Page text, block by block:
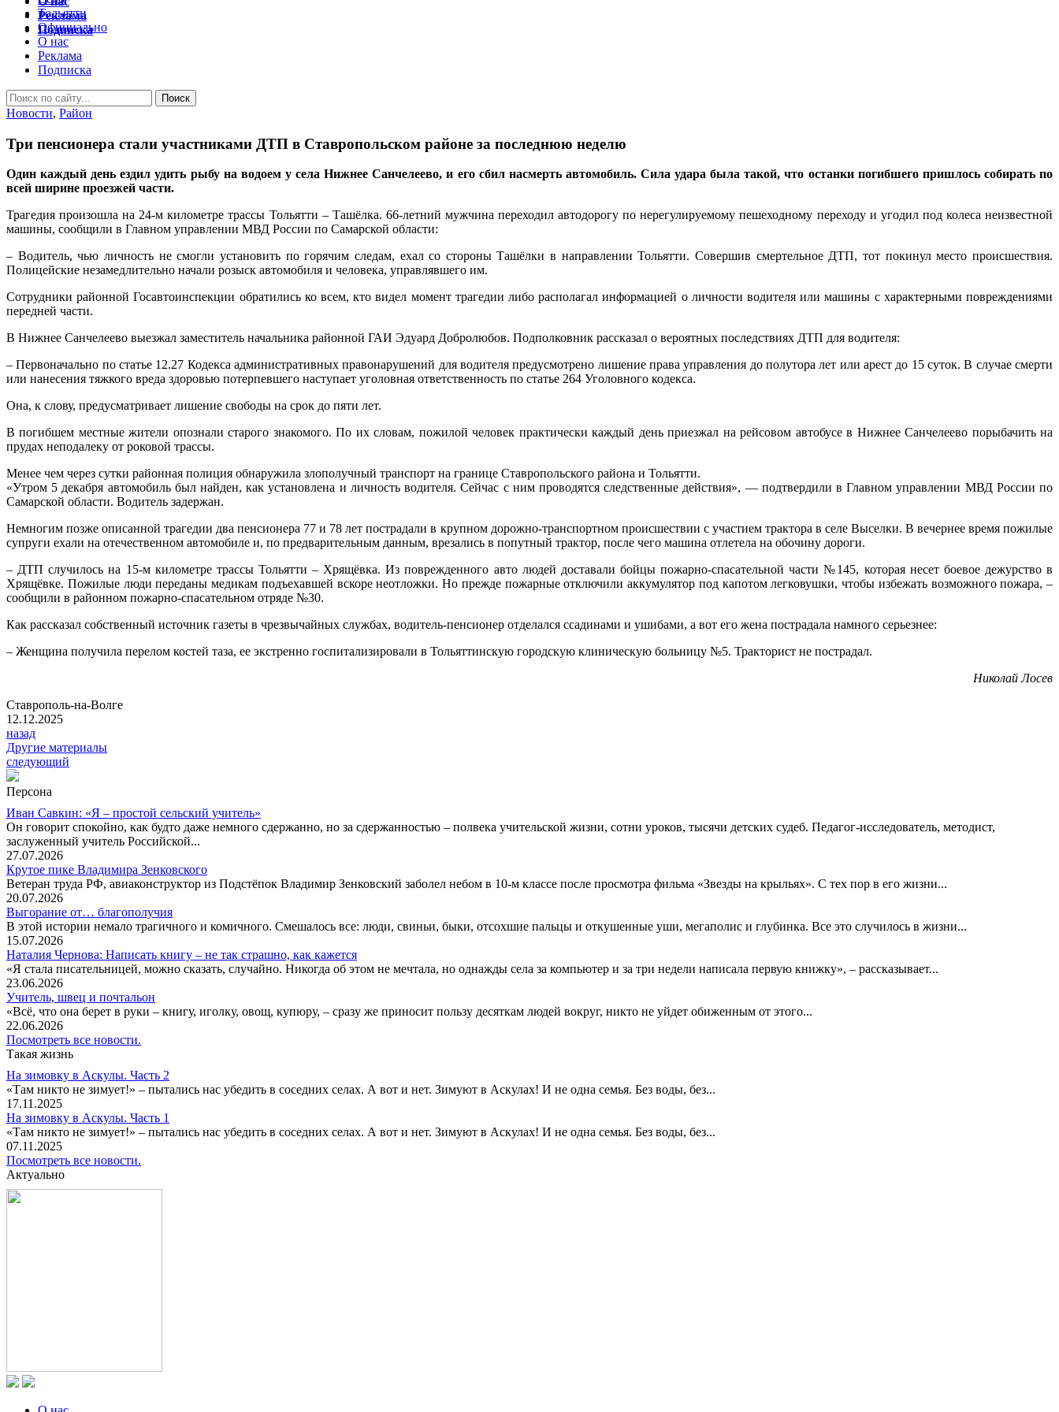
Тольятти
Официально
О нас
Реклама
Подписка
Новости, Район
Три пенсионера стали участниками ДТП в Ставропольском районе за последнюю неделю
Один каждый день ездил удить рыбу на водоем у села Нижнее Санчелеево, и его сбил насмерть автомобиль. Сила удара была такой, что останки погибшего пришлось собирать по
всей ширине проезжей части.
Трагедия произошла на 24-м километре трассы Тольятти – Ташёлка. 66-летний мужчина переходил автодорогу по нерегулируемому пешеходному переходу и угодил под колеса неизвестной
машины, сообщили в Главном управлении МВД России по Самарской области:
– Водитель, чью личность не смогли установить по горячим следам, ехал со стороны Ташёлки в направлении Тольятти. Совершив смертельное ДТП, тот покинул место происшествия.
Полицейские незамедлительно начали розыск автомобиля и человека, управлявшего им.
Сотрудники районной Госавтоинспекции обратились ко всем, кто видел момент трагедии либо располагал информацией о личности водителя или машины с характерными повреждениями
передней части.
В Нижнее Санчелеево выезжал заместитель начальника районной ГАИ Эдуард Добролюбов. Подполковник рассказал о вероятных последствиях ДТП для водителя:
– Первоначально по статье 12.27 Кодекса административных правонарушений для водителя предусмотрено лишение права управления до полутора лет или арест до 15 суток. В случае смерти
или нанесения тяжкого вреда здоровью потерпевшего наступает уголовная ответственность по статье 264 Уголовного кодекса.
Она, к слову, предусматривает лишение свободы на срок до пяти лет.
В погибшем местные жители опознали старого знакомого. По их словам, пожилой человек практически каждый день приезжал на рейсовом автобусе в Нижнее Санчелеево порыбачить на
прудах неподалеку от роковой трассы.
Менее чем через сутки районная полиция обнаружила злополучный транспорт на границе Ставропольского района и Тольятти.
«Утром 5 декабря автомобиль был найден, как установлена и личность водителя. Сейчас с ним проводятся следственные действия», — подтвердили в Главном управлении МВД России по
Самарской области. Водитель задержан.
Немногим позже описанной трагедии два пенсионера 77 и 78 лет пострадали в крупном дорожно-транспортном происшествии с участием трактора в селе Выселки. В вечернее время пожилые
супруги ехали на отечественном автомобиле и, по предварительным данным, врезались в попутный трактор, после чего машина отлетела на обочину дороги.
– ДТП случилось на 15-м километре трассы Тольятти – Хрящёвка. Из поврежденного авто людей доставали бойцы пожарно-спасательной части №145, которая несет боевое дежурство в
Хрящёвке. Пожилые люди переданы медикам подъехавшей вскоре неотложки. Но прежде пожарные отключили аккумулятор под капотом легковушки, чтобы избежать возможного пожара, –
сообщили в районном пожарно-спасательном отряде №30.
Как рассказал собственный источник газеты в чрезвычайных службах, водитель-пенсионер отделался ссадинами и ушибами, а вот его жена пострадала намного серьезнее:
– Женщина получила перелом костей таза, ее экстренно госпитализировали в Тольяттинскую городскую клиническую больницу №5. Тракторист не пострадал.
Николай Лосев
Ставрополь-на-Волге
12.12.2025
назад
Другие материалы
следующий
Персона
Иван Савкин: «Я – простой сельский учитель»
Он говорит спокойно, как будто даже немного сдержанно, но за сдержанностью – полвека учительской жизни, сотни уроков, тысячи детских судеб. Педагог-исследователь, методист,
заслуженный учитель Российской...
27.07.2026
Крутое пике Владимира Зенковского
Ветеран труда РФ, авиаконструктор из Подстёпок Владимир Зенковский заболел небом в 10-м классе после просмотра фильма «Звезды на крыльях». С тех пор в его жизни...
20.07.2026
Выгорание от… благополучия
В этой истории немало трагичного и комичного. Смешалось все: люди, свиньи, быки, отсохшие пальцы и откушенные уши, мегаполис и глубинка. Все это случилось в жизни...
15.07.2026
Наталия Чернова: Написать книгу – не так страшно, как кажется
«Я стала писательницей, можно сказать, случайно. Никогда об этом не мечтала, но однажды села за компьютер и за три недели написала первую книжку», – рассказывает...
23.06.2026
Учитель, швец и почтальон
«Всё, что она берет в руки – книгу, иголку, овощ, купюру, – сразу же приносит пользу десяткам людей вокруг, никто не уйдет обиженным от этого...
22.06.2026
Посмотреть все новости.
Такая жизнь
На зимовку в Аскулы. Часть 2
«Там никто не зимует!» – пытались нас убедить в соседних селах. А вот и нет. Зимуют в Аскулах! И не одна семья. Без воды, без...
17.11.2025
На зимовку в Аскулы. Часть 1
«Там никто не зимует!» – пытались нас убедить в соседних селах. А вот и нет. Зимуют в Аскулах! И не одна семья. Без воды, без...
07.11.2025
Посмотреть все новости.
Актуально
Реклама
Подписка